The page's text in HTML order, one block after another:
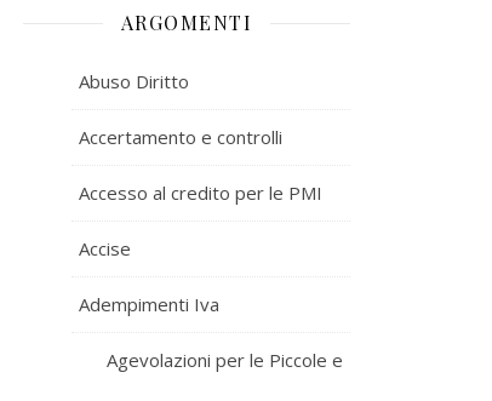
ARGOMENTI
Abuso Diritto
Accertamento e controlli
Accesso al credito per le PMI
Accise
Adempimenti Iva
Agevolazioni per le Piccole e